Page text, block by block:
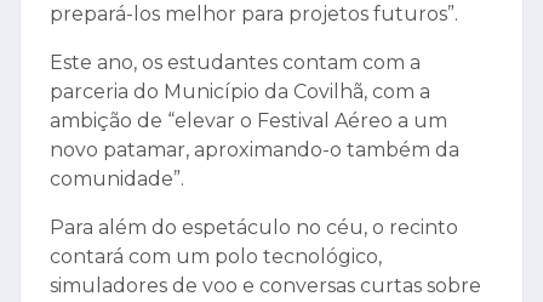
prepará-los melhor para projetos futuros”.
Este ano, os estudantes contam com a
parceria do Município da Covilhã, com a
ambição de “elevar o Festival Aéreo a um
novo patamar, aproximando-o também da
comunidade”.
Para além do espetáculo no céu, o recinto
contará com um polo tecnológico,
simuladores de voo e conversas curtas sobre